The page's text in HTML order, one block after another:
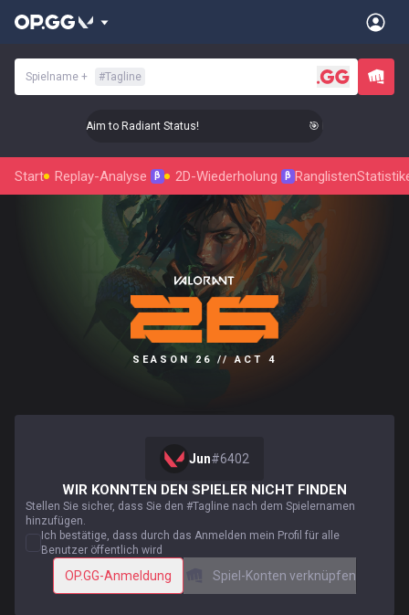
Spielname + #Tagline
Level Up Your Aim to Radiant Status! 🎯 Level Up Your
Start Replay-Analyse β 2D-Wiederholung β Ranglisten
SEASON 26 // ACT 4
Jun#6402
WIR KONNTEN DEN SPIELER NICHT FINDEN
Stellen Sie sicher, dass Sie den #Tagline nach dem Spielernamen
hinzufügen.
Ich bestätige, dass durch das Anmelden mein Profil für alle
Benutzer öffentlich wird
OP.GG-Anmeldung Spiel-Konten verknüpfen